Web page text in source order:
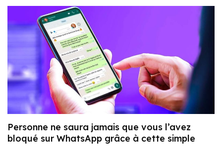
Personne ne saura jamais que vous l’avez
bloqué sur WhatsApp grâce à cette simple